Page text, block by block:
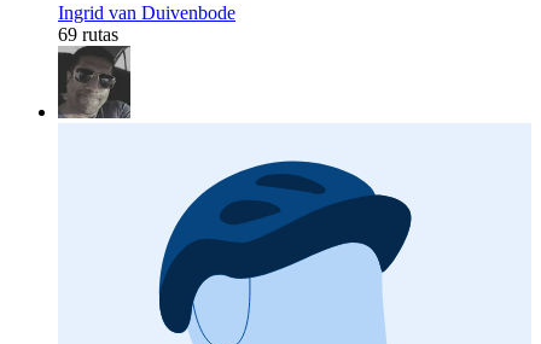
Ingrid van Duivenbode
69 rutas